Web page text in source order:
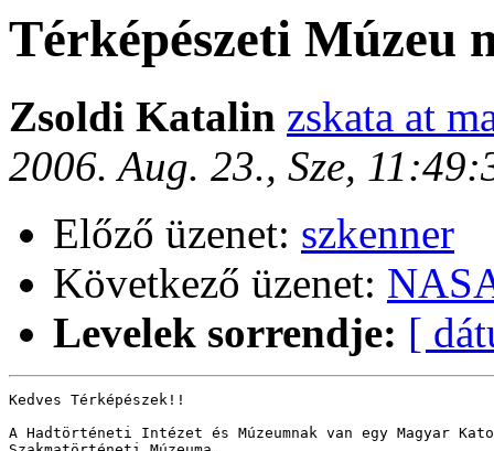
Térképészeti Múzeu
Zsoldi Katalin zskata at
2006. Aug. 23., Sze,
Előző üzenet: szkenner
Következő üzenet:
Levelek sorrendje: [
Kedves Térképészek!!
A Hadtörténeti Intézet és Múzeumnak van egy Magyar